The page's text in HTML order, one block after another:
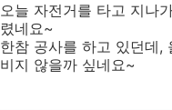
오늘 자전거를 타고 지나
렸네요~
한참 공사를 하고 있던데,
비지 않을까 싶네요~